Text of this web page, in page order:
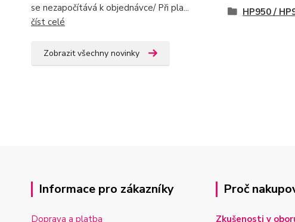
se nezapočítává k objednávce/ Při pla...
číst celé
Zobrazit všechny novinky
HP950 /
Informace pro zákazníky
Doprava a platba
Proč
Zkušenosti v